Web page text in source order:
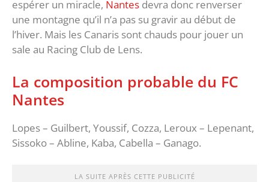
espérer un miracle, Nantes devra donc renverser
une montagne qu’il n’a pas su gravir au début de
l’hiver. Mais les Canaris sont chauds pour jouer un
sale au Racing Club de Lens.
La composition probable du FC
Nantes
Lopes – Guilbert, Youssif, Cozza, Leroux – Lepenant,
Sissoko – Abline, Kaba, Cabella – Ganago.
LA SUITE APRÈS CETTE PUBLICITÉ